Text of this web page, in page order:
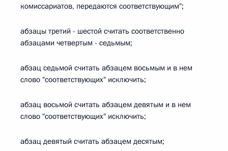
комиссариатов, передаются соответствующим";
абзацы третий - шестой считать соответственно
абзацами четвертым - седьмым;
абзац седьмой считать абзацем восьмым и в нем
слово "соответствующих" исключить;
абзац восьмой считать абзацем девятым и в нем
слово "соответствующих" исключить;
абзац девятый считать абзацем десятым;